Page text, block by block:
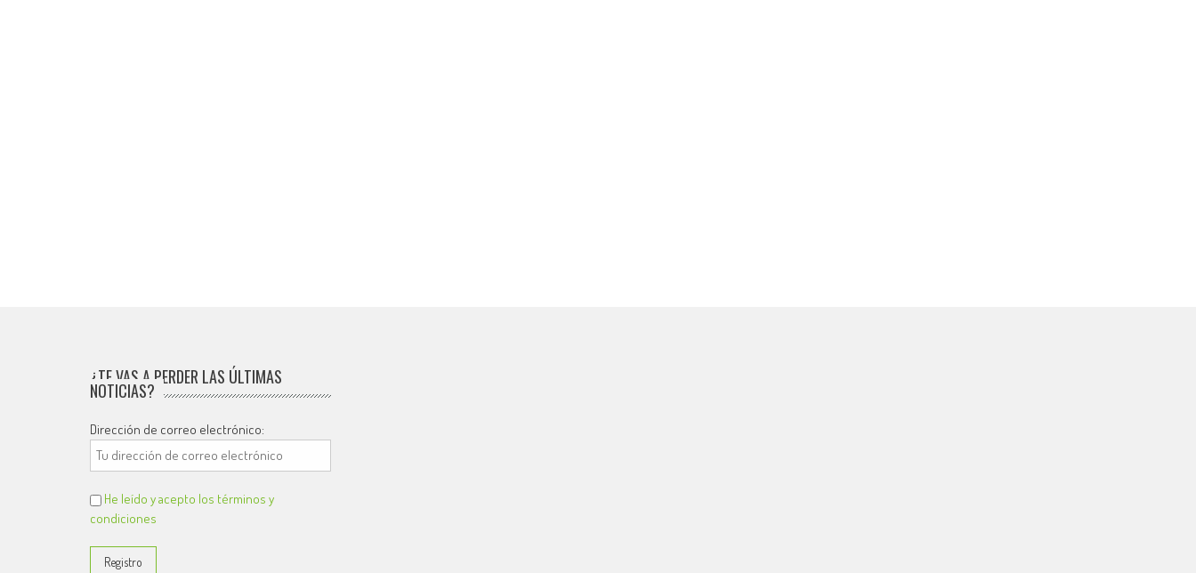
¿TE VAS A PERDER LAS ÚLTIMAS
NOTICIAS?
Dirección de correo electrónico:
He leído y acepto los términos y
condiciones